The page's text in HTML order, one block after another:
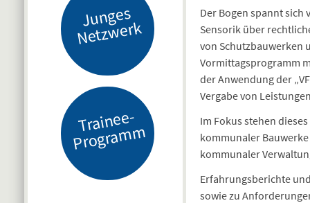
J
u
n
g
es
N
etz
w
er
k
Tr
ai
n
e
e-
Pr
o
gr
a
m
m
Der Bogen spannt
Sensorik über
von Schutzbauwerken
Vormittagsprogramm
der Anwendung der
Vergabe von
Im Fokus stehen
kommunaler
kommunaler
Erfahrungsberichte
sowie zu